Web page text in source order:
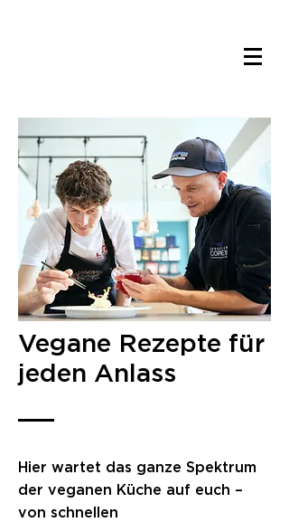
Vegane Rezepte für
jeden Anlass
Hier wartet das ganze Spektrum
der veganen Küche auf euch –
von schnellen